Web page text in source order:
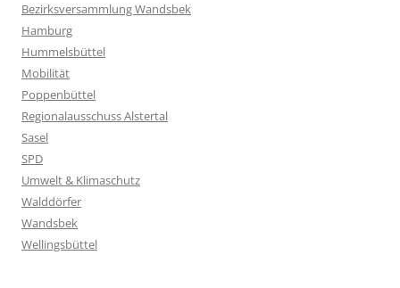
Bezirksversammlung Wandsbek
Hamburg
Hummelsbüttel
Mobilität
Poppenbüttel
Regionalausschuss Alstertal
Sasel
SPD
Umwelt & Klimaschutz
Walddörfer
Wandsbek
Wellingsbüttel